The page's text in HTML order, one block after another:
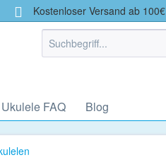
Kostenloser Versand ab 100€
Ukulele FAQ Blog